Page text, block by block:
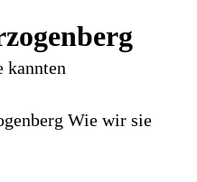
Wie wir sie